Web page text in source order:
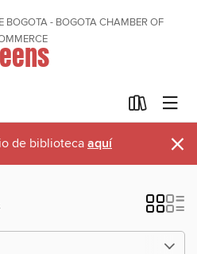
BOGOTA - BOGOTA CHAMBER OF
de biblioteca aquí ×